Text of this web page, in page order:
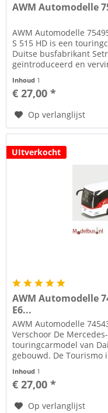
AWM Automodelle
AWM Automodelle
S 515 HD is een
Duitse busfabrikant
geïntroduceerd en
Inhoud 1
€ 27,00 *
Op verlanglijst
UItverkocht
AWM Automodelle
E6...
AWM Automodelle
Verschoor De
touringcarmodel van
gebouwd. De Tourismo
Inhoud 1
€ 27,00 *
Op verlanglijst